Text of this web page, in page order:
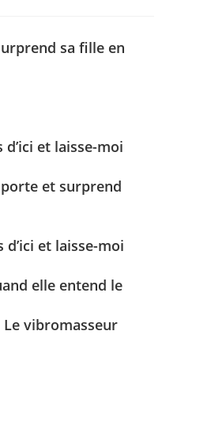
sa fille en
et laisse-moi
et surprend
d’ici et laisse-moi
elle entend le
vibromasseur